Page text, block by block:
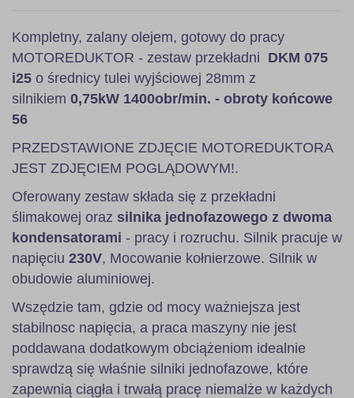
Kompletny, zalany olejem, gotowy do pracy
MOTOREDUKTOR - zestaw przekładni DKM 075
i25 o średnicy tulei wyjściowej 28mm z
silnikiem 0,75kW 1400obr/min. - obroty końcowe
56
PRZEDSTAWIONE ZDJĘCIE MOTOREDUKTORA
JEST ZDJĘCIEM POGLĄDOWYM!.
Oferowany zestaw składa się z przekładni
ślimakowej oraz silnika jednofazowego z dwoma
kondensatorami - pracy i rozruchu. Silnik pracuje w
napięciu 230V, Mocowanie kołnierzowe. Silnik w
obudowie aluminiowej.
Wszędzie tam, gdzie od mocy ważniejsza jest
stabilnosc napięcia, a praca maszyny nie jest
poddawana dodatkowym obciążeniom idealnie
sprawdzą się właśnie silniki jednofazowe, które
zapewnią ciągła i trwałą pracę niemalże w każdych